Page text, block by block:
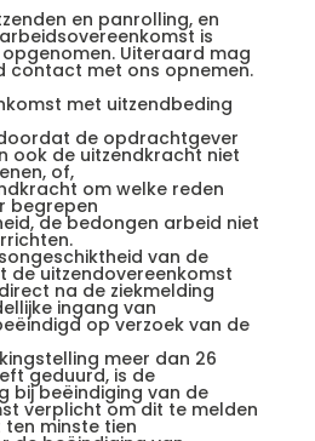
en panrolling, en
is
Uiteraard mag
contact met ons opnemen.
met uitzendbeding
de opdrachtgever
ook de uitzendkracht niet
of,
om welke reden
begrepen
de bedongen arbeid niet
van de
de uitzendovereenkomst
na de ziekmelding
ingang van
op verzoek van de
meer dan 26
geduurd, is de
bij beëindiging van de
verplicht om dit te melden
minste tien